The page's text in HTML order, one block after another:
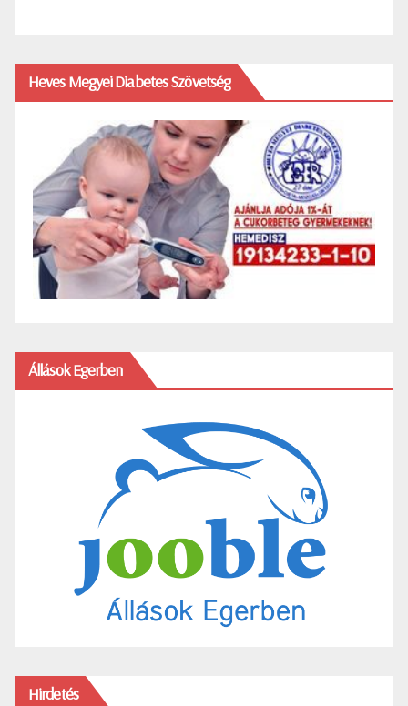
Heves Megyei Diabetes Szövetség
Állások Egerben
Hirdetés